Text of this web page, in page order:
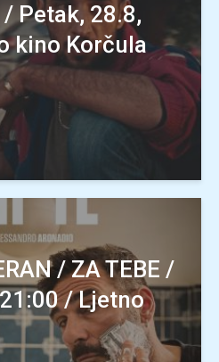
/ Petak, 28.8,
kino Korčula
/ ZA TEBE /
/ Ljetno